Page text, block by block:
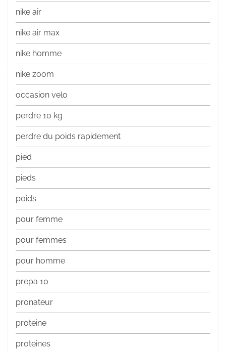
nike air
nike air max
nike homme
nike zoom
occasion velo
perdre 10 kg
perdre du poids rapidement
pied
pieds
poids
pour femme
pour femmes
pour homme
prepa 10
pronateur
proteine
proteines